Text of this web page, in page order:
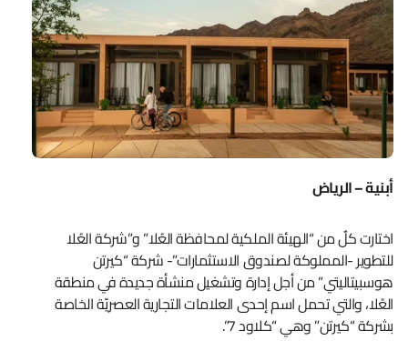
أبنية – الرياض
اختارت كلٌ من “الهيئة الملكية لمحافظة العُلا” و”شركة العُلا
للتطوير -المملوكة لصندوق الاستثمارات”- شركة “كيرتن
هوسبيتاليتي” من أجل إدارة وتشغيل منشأة جديدة في منطقة
العُلا، والتي تحمل اسم إحدى العلامات التجارية العصريّة الخاصة
بشركة “كيرتن” وهي “كلاود 7”.